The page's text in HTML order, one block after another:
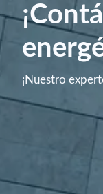
¡Nuestro